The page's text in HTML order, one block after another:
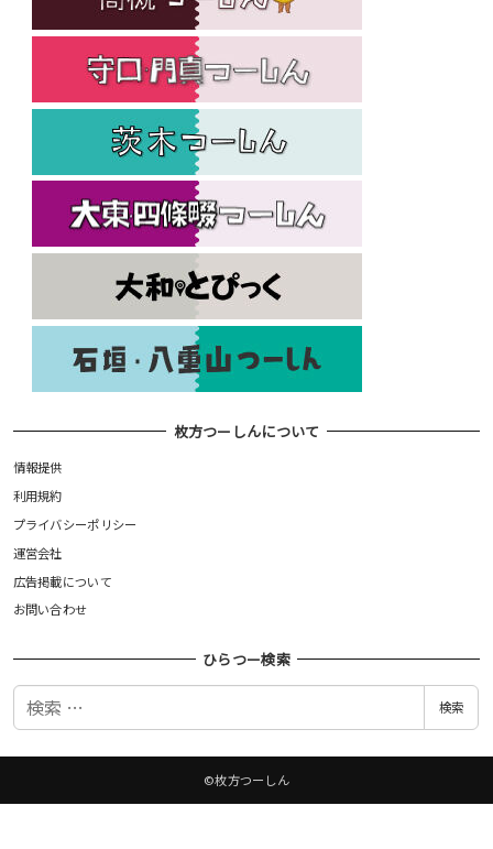
枚方つーしんについて
情報提供
利用規約
プライバシーポリシー
運営会社
広告掲載について
お問い合わせ
ひらつー検索
検
検索
©枚方つーしん